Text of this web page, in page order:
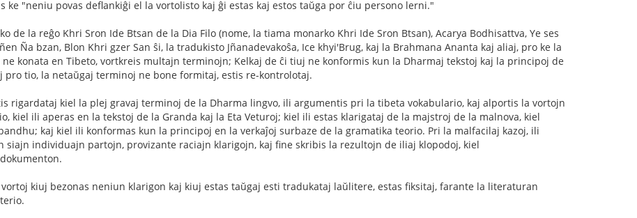
ke "neniu povas deflankiĝi el la vortolisto kaj ĝi estas kaj estos taŭga por ĉiu persono lerni."
de la reĝo Khri Sron Ide Btsan de la Dia Filo (nome, la tiama monarko Khri Ide Sron Btsan), Acarya Bodhisattva, Ye ses
Ña bzan, Blon Khri gzer San ŝi, la tradukisto Jñanadevakoŝa, Ice khyi'Brug, kaj la Brahmana Ananta kaj aliaj, pro ke la
ne konata en Tibeto, vortkreis multajn terminojn; Kelkaj de ĉi tiuj ne konformis kun la Dharmaj tekstoj kaj la principoj de
pro tio, la netaŭgaj terminoj ne bone formitaj, estis re-kontrolotaj.
rigardataj kiel la plej gravaj terminoj de la Dharma lingvo, ili argumentis pri la tibeta vokabulario, kaj alportis la vortojn
kiel ili aperas en la tekstoj de la Granda kaj la Eta Veturoj; kiel ili estas klarigataj de la majstroj de la malnova, kiel
kaj kiel ili konformas kun la principoj en la verkaĵoj surbaze de la gramatika teorio. Pri la malfacilaj kazoj, ili
siajn individuajn partojn, provizante raciajn klarigojn, kaj fine skribis la rezultojn de iliaj klopodoj, kiel
kiuj bezonas neniun klarigon kaj kiuj estas taŭgaj esti tradukataj laŭlitere, estas fiksitaj, farante la literaturan